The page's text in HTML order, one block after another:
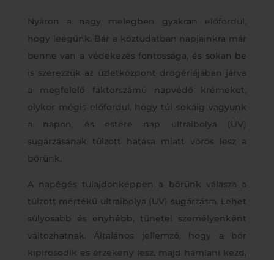
Nyáron a nagy melegben gyakran előfordul,
hogy leégünk. Bár a köztudatban napjainkra már
benne van a védekezés fontossága, és sokan be
is szerezzük az üzletközpont drogériájában járva
a megfelelő faktorszámú napvédő krémeket,
olykor mégis előfordul, hogy túl sokáig vagyunk
a napon, és estére nap ultraibolya (UV)
sugárzásának túlzott hatása miatt vörös lesz a
bőrünk.
A napégés tulajdonképpen a bőrünk válasza a
túlzott mértékű ultraibolya (UV) sugárzásra. Lehet
súlyosabb és enyhébb, tünetei személyenként
változhatnak. Általános jellemző, hogy a bőr
kipirosodik és érzékeny lesz, majd hámlani kezd,